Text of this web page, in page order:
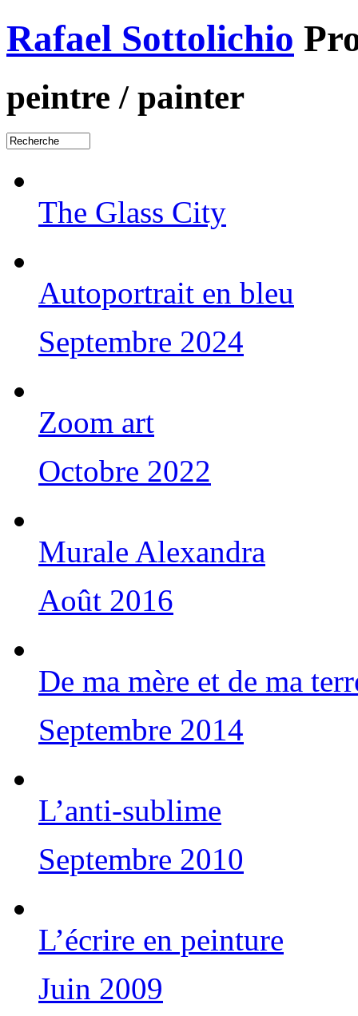
Rafael Sottolichio
peintre / painter
The Glass City
Autoportrait en bleu
Septembre 2024
Zoom art
Octobre 2022
Murale Alexandra
Août 2016
De ma mère et de ma
Septembre 2014
L’anti-sublime
Septembre 2010
L’écrire en peinture
Juin 2009